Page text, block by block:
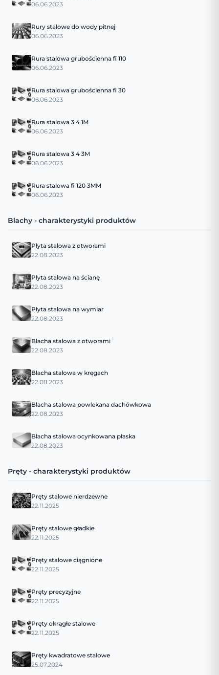
06.06.2023
Rury stalowe do wody pitnej
06.06.2023
Rura stalowa grubościenna fi 110
06.06.2023
Rura stalowa grubościenna fi 30
06.06.2023
Rura stalowa 3 4 1M
06.06.2023
Rura stalowa 3 4 3M
06.06.2023
Rura stalowa fi 120 3MM
06.06.2023
Blachy - charakterystyki produktów
Płyta stalowa z otworami
22.08.2023
Płyta stalowa na ścianę
22.08.2023
Płyta stalowa na wymiar
22.08.2023
Blacha stalowa z otworami
22.08.2023
Blacha stalowa w kręgach
22.08.2023
Blacha stalowa powlekana dachówkowa
22.08.2023
Blacha stalowa ocynkowana płaska
22.08.2023
Pręty - charakterystyki produktów
Pręty stalowe nierdzewne
22.11.2025
Pręty stalowe gładkie
22.11.2025
Pręty stalowe ciągnione
22.11.2025
Pręty precyzyjne
22.11.2025
Pręty okrągłe stalowe
22.11.2025
Pręty kwadratowe stalowe
25.07.2024